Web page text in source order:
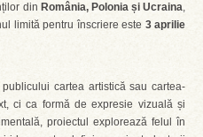
din România, Polonia și Ucraina,
limită pentru înscriere este 3 aprilie
cartea artistică sau cartea-
ci ca formă de expresie vizuală și
proiectul explorează felul în